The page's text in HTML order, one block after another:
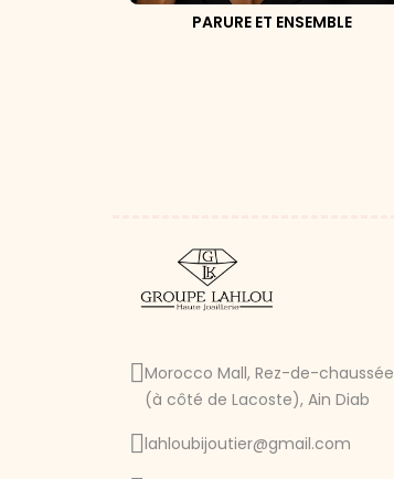
PARURE ET ENSEMBLE
Morocco Mall, Rez-de-chaussée
(à côté de Lacoste), Ain Diab
lahloubijoutier@gmail.com